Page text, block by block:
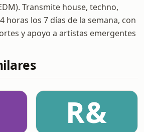
Transmite house, techno,
horas los 7 días de la semana, con
y apoyo a artistas emergentes
R&